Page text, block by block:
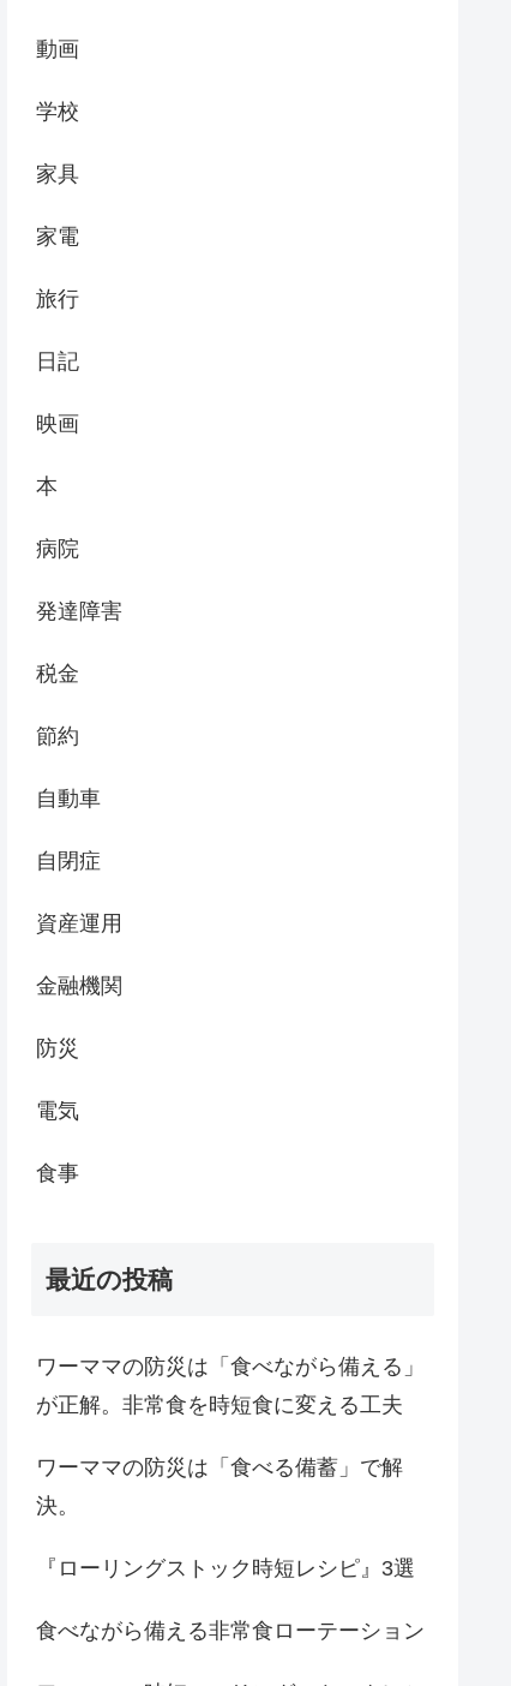
動画
学校
家具
家電
旅行
日記
映画
本
病院
発達障害
税金
節約
自動車
自閉症
資産運用
金融機関
防災
電気
食事
最近の投稿
ワーママの防災は「食べながら備える」
が正解。非常食を時短食に変える工夫
ワーママの防災は「食べる備蓄」で解
決。
『ローリングストック時短レシピ』3選
食べながら備える非常食ローテーション